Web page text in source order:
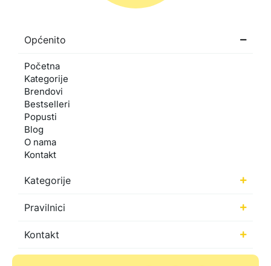
Općenito
Početna
Kategorije
Brendovi
Bestselleri
Popusti
Blog
O nama
Kontakt
Kategorije
Pravilnici
Kontakt